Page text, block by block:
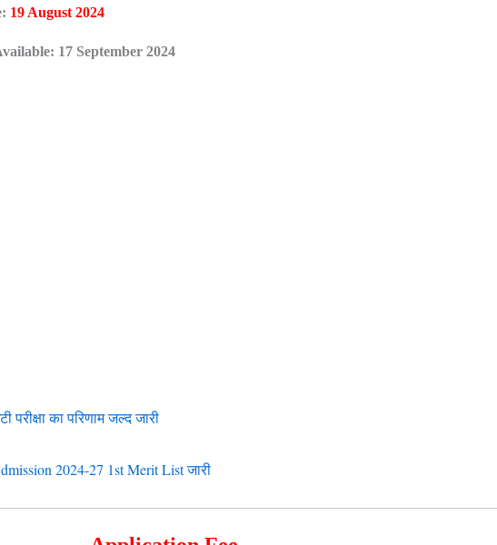
19 August 2024
17 September 2024
का परिणाम जल्द जारी
2024-27 1st Merit List जारी